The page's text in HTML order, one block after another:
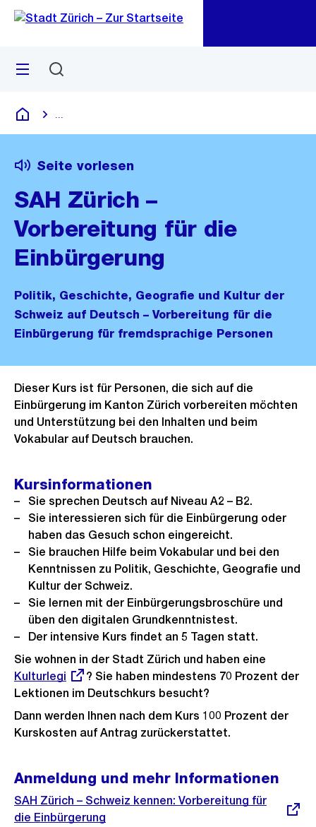
Navigation
Sprunglink
Menü
Deutsch
Seite vorlesen
SAH Zürich –
Vorbereitung für die
Einbürgerung
Politik, Geschichte, Geografie und Kultur der
Schweiz auf Deutsch – Vorbereitung für die
Einbürgerung für fremdsprachige Personen
Dieser Kurs ist für Personen, die sich auf die
Einbürgerung im Kanton Zürich vorbereiten möchten
und Unterstützung bei den Inhalten und beim
Vokabular auf Deutsch brauchen.
Kursinformationen
Sie sprechen Deutsch auf Niveau A2 – B2.
Sie interessieren sich für die Einbürgerung oder
haben das Gesuch schon eingereicht.
Sie brauchen Hilfe beim Vokabular und bei den
Kenntnissen zu Politik, Geschichte, Geografie und
Kultur der Schweiz.
Sie lernen mit der Einbürgerungsbroschüre und
üben den digitalen Grundkenntnistest.
Der intensive Kurs findet an 5 Tagen statt.
Sie wohnen in der Stadt Zürich und haben eine
Link:
Kulturlegi
? Sie haben mindestens 70 Prozent der
Lektionen im Deutschkurs besucht?
Dann werden Ihnen nach dem Kurs 100 Prozent der
Kurskosten auf Antrag zurückerstattet.
Anmeldung und mehr Informationen
Externer
Link:
SAH Zürich – Schweiz kennen: Vorbereitung für
die Einbürgerung